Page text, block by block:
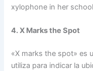
xylophone in her
4. X Marks the Spot
«X marks the spot» es
utiliza para indicar la